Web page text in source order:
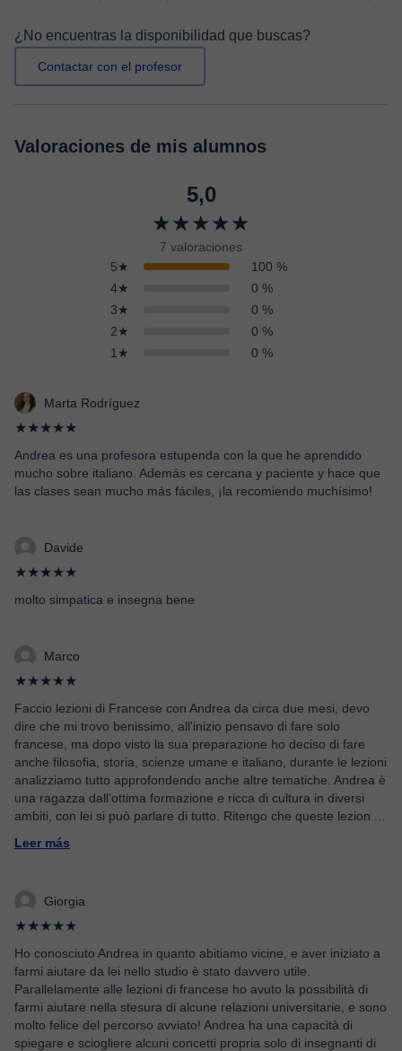
¿No encuentras la disponibilidad que buscas?
Contactar con el profesor
Valoraciones de mis alumnos
5,0
★★★★★
7 valoraciones
5★
100 %
4★
0 %
3★
0 %
2★
0 %
1★
0 %
Marta Rodríguez
★★★★★
Andrea es una profesora estupenda con la que he aprendido
mucho sobre italiano. Además es cercana y paciente y hace que
las clases sean mucho más fáciles, ¡la recomiendo muchísimo!
Davide
★★★★★
molto simpatica e insegna bene
Marco
★★★★★
Faccio lezioni di Francese con Andrea da circa due mesi, devo
dire che mi trovo benissimo, all'inizio pensavo di fare solo
francese, ma dopo visto la sua preparazione ho deciso di fare
anche filosofia, storia, scienze umane e italiano, durante le lezioni
analizziamo tutto approfondendo anche altre tematiche. Andrea è
una ragazza dall’ottima formazione e ricca di cultura in diversi
ambiti, con lei si può parlare di tutto. Ritengo che queste lezion
Leer más
Giorgia
★★★★★
Ho conosciuto Andrea in quanto abitiamo vicine, e aver iniziato a
farmi aiutare da lei nello studio è stato davvero utile.
Parallelamente alle lezioni di francese ho avuto la possibilità di
farmi aiutare nella stesura di alcune relazioni universitarie, e sono
molto felice del percorso avviato! Andrea ha una capacità di
spiegare e sciogliere alcuni concetti propria solo di insegnanti di